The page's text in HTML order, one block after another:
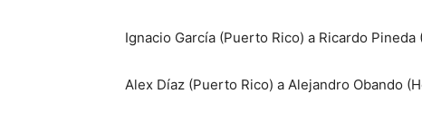
Ignacio García (Puerto Rico) a Ricardo
Alex Díaz (Puerto Rico) a Alejandro Obando